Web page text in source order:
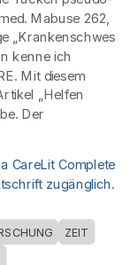
Mabuse 262,
„Krankenschwes
kenne ich
Mit diesem
„Helfen
Der
CareLit Complete
zugänglich.
ZEIT